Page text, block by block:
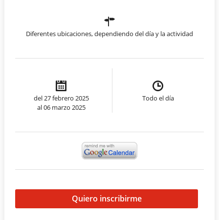
Diferentes ubicaciones, dependiendo del día y la actividad
del 27 febrero 2025
al 06 marzo 2025
Todo el día
Quiero inscribirme